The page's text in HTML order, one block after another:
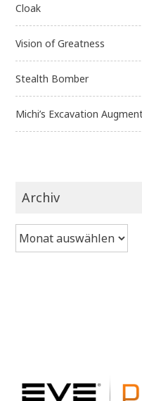
Cloak
Vision of Greatness
Stealth Bomber
Michi’s Excavation
Archiv